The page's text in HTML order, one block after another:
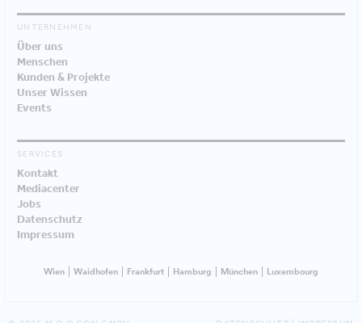
UNTERNEHMEN
Über uns
Menschen
Kunden & Projekte
Unser Wissen
Events
SERVICES
Kontakt
Mediacenter
Jobs
Datenschutz
Impressum
Wien Waidhofen Frankfurt Hamburg München Luxembourg